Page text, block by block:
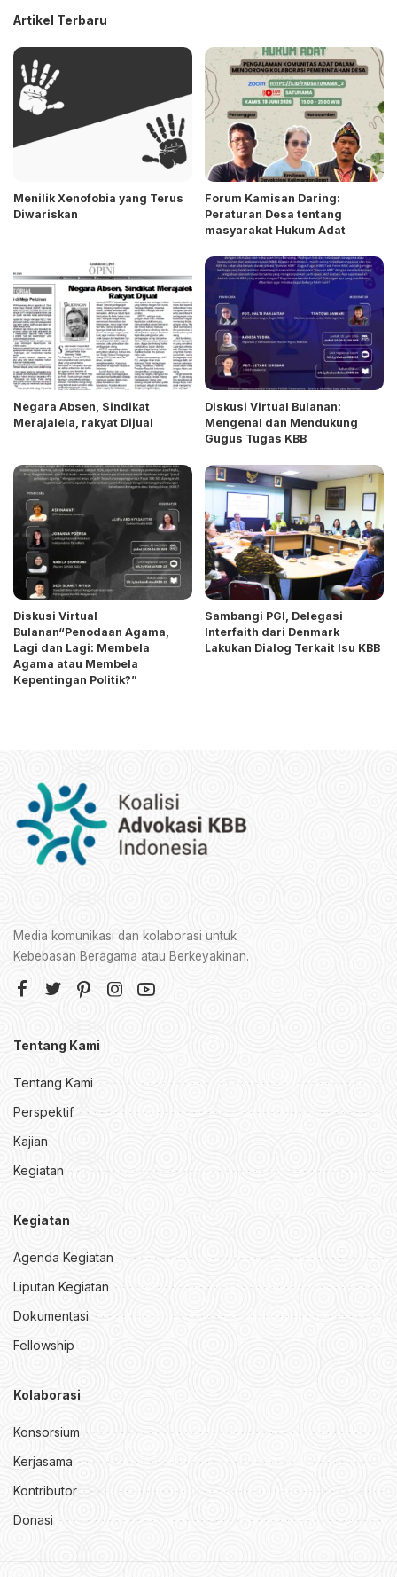
Artikel Terbaru
Menilik Xenofobia yang Terus
Diwariskan
Forum Kamisan Daring:
Peraturan Desa tentang
masyarakat Hukum Adat
Negara Absen, Sindikat
Merajalela, rakyat Dijual
Diskusi Virtual Bulanan:
Mengenal dan Mendukung
Gugus Tugas KBB
Diskusi Virtual
Bulanan“Penodaan Agama,
Lagi dan Lagi: Membela
Agama atau Membela
Kepentingan Politik?”
Sambangi PGI, Delegasi
Interfaith dari Denmark
Lakukan Dialog Terkait Isu KBB
Media komunikasi dan kolaborasi untuk
Kebebasan Beragama atau Berkeyakinan.
Tentang Kami
Tentang Kami
Perspektif
Kajian
Kegiatan
Kegiatan
Agenda Kegiatan
Liputan Kegiatan
Dokumentasi
Fellowship
Kolaborasi
Konsorsium
Kerjasama
Kontributor
Donasi